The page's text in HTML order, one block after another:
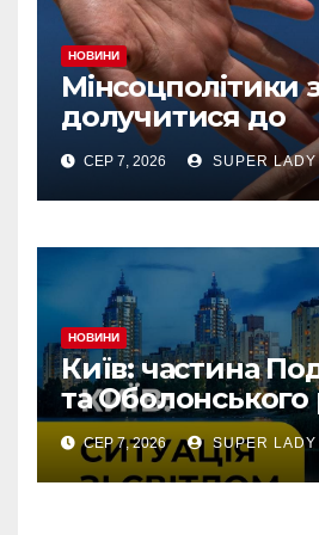
НОВИНИ
Мінсоцполітики
долучитися до
консультацій
СЕР 7, 2026 SUPER
НОВИНИ
Київ: частина
та Оболонського
тимчасово без
аварію
СЕР 7, 2026 SUPER